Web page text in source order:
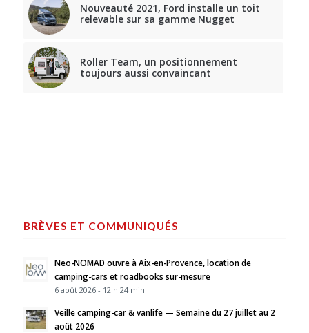
Nouveauté 2021, Ford installe un toit
relevable sur sa gamme Nugget
Roller Team, un positionnement
toujours aussi convaincant
BRÈVES ET COMMUNIQUÉS
Neo-NOMAD ouvre à Aix-en-Provence, location de
camping-cars et roadbooks sur-mesure
6 août 2026 - 12 h 24 min
Veille camping-car & vanlife — Semaine du 27 juillet au 2
août 2026